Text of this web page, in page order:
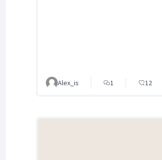
Alex_is 1 12